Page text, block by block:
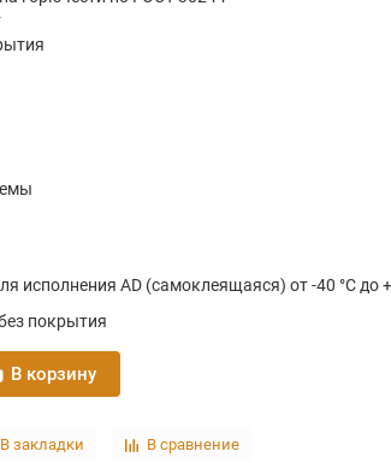
исполнения AD (самоклеящаяся) от -40 °С до
покрытия
В корзину
В закладки В сравнение